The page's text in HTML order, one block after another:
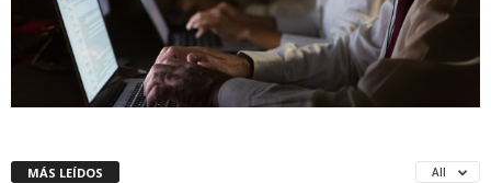
MÁS LEÍDOS All